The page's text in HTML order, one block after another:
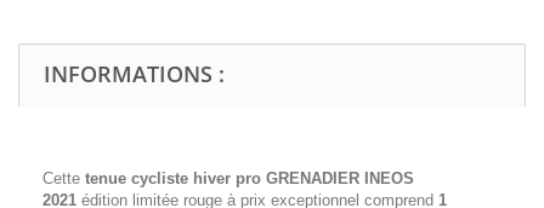
INFORMATIONS :
Cette tenue cycliste hiver pro GRENADIER INEOS
2021 édition limitée rouge à prix exceptionnel comprend 1